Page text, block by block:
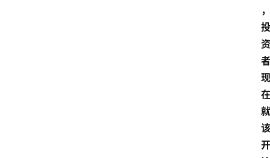
，
投
资
者
现
在
就
该
开